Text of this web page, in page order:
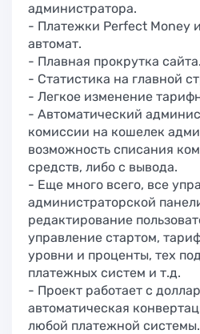
администратора.
- Платежки Perfect Money
автомат.
- Плавная прокрутка сайта.
- Статистика на главной
- Легкое изменение
- Автоматический
комиссии на кошелек
возможность списания
средств, либо с вывода.
- Еще много всего, все
администраторской
редактирование
управление стартом,
уровни и проценты, тех
платежных систем и т.д.
- Проект работает с
автоматическая
любой платежной системы.